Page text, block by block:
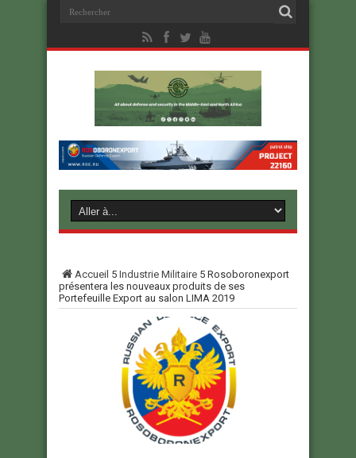
Accueil 5 Industrie Militaire 5 Rosoboronexport
présentera les nouveaux produits de ses
Portefeuille Export au salon LIMA 2019